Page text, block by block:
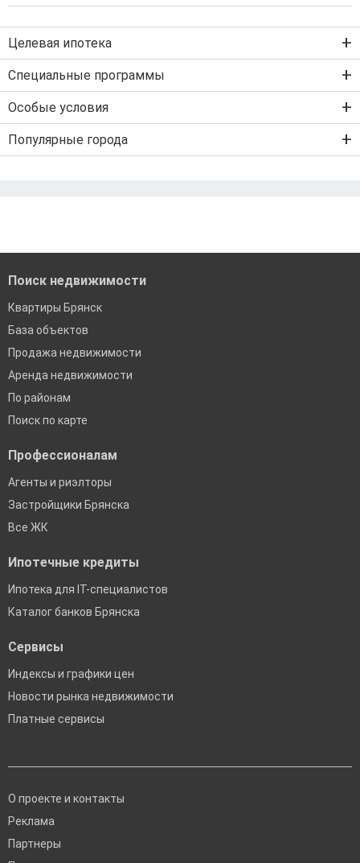
Целевая ипотека
Ипотека на вторичку
Ипотека на строительство дома
IT-ипотека
Специальные программы
Военная ипотека
Рефинансирование ипотеки
Особые условия
Ипотека без первого взноса
Популярные города
Поиск недвижимости
Квартиры Брянск
База объектов
Продажа недвижимости
Аренда недвижимости
По районам
Поиск по карте
Профессионалам
Агенты и риэлторы
Застройщики Брянска
Все ЖК
Ипотечные кредиты
Ипотека для IT-специалистов
Каталог банков Брянска
Сервисы
Индексы и графики цен
Новости рынка недвижимости
Платные сервисы
О проекте и контакты
Реклама
Партнеры